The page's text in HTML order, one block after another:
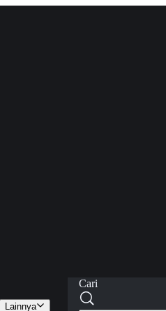
Lainnya
Cari